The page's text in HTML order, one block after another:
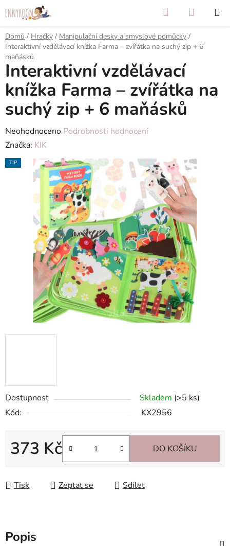
na
obsah
Hledat
KOŠÍK
Domů / Hračky / Manipulační desky a smyslové pomůcky /
Interaktivní vzdělávací knížka Farma – zvířátka na suchý zip + 6
maňásků
Dostupnost Skladem (>5 ks)
Kód:
KX2956
373 Kč DO KOŠÍKU
Tisk Zeptat se Sdílet
Interaktivní vzdělávací
knížka Farma – zvířátka na
suchý zip + 6 maňásků
Průměrné
hodnocení
produktu
hvězdiček.
Neohodnoceno Podrobnosti hodnocení
Značka: KIK
TIP
Popis